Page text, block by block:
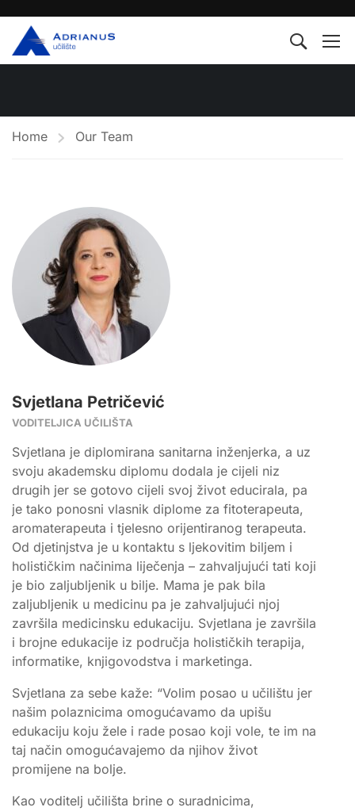
Home Our Team
Svjetlana Petričević
VODITELJICA UČILIŠTA
Svjetlana je diplomirana sanitarna inženjerka, a uz
svoju akademsku diplomu dodala je cijeli niz
drugih jer se gotovo cijeli svoj život educirala, pa
je tako ponosni vlasnik diplome za fitoterapeuta,
aromaterapeuta i tjelesno orijentiranog terapeuta.
Od djetinjstva je u kontaktu s ljekovitim biljem i
holističkim načinima liječenja – zahvaljujući tati koji
je bio zaljubljenik u bilje. Mama je pak bila
zaljubljenik u medicinu pa je zahvaljujući njoj
završila medicinsku edukaciju. Svjetlana je završila
i brojne edukacije iz područja holističkih terapija,
informatike, knjigovodstva i marketinga.
Svjetlana za sebe kaže: “Volim posao u učilištu jer
našim polaznicima omogućavamo da upišu
edukaciju koju žele i rade posao koji vole, te im na
taj način omogućavajemo da njihov život
promijene na bolje.
Kao voditelj učilišta brine o suradnicima,